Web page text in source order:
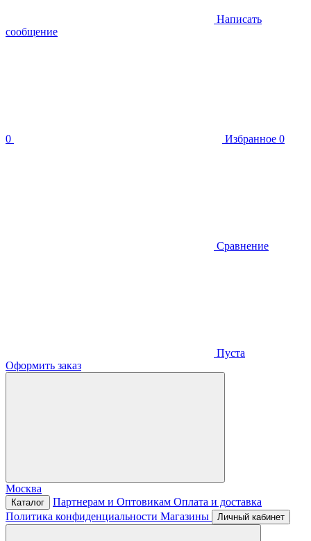
Написать
сообщение
0 Избранное 0
Сравнение
Пуста
Оформить заказ
Москва
Каталог Партнерам и Оптовикам Оплата и доставка
Политика конфиденциальности Магазины Личный кабинет